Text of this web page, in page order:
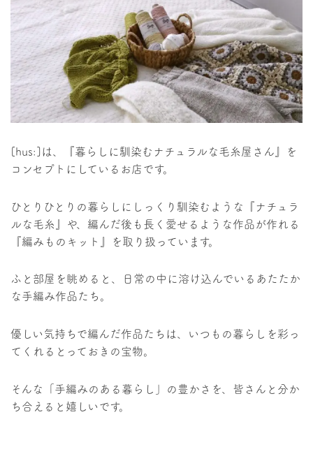
[hus:]は、『暮らしに馴染むナチュラルな毛糸屋さん』を
コンセプトにしているお店です。
ひとりひとりの暮らしにしっくり馴染むような『ナチュラ
ルな毛糸』や、編んだ後も長く愛せるような作品が作れる
『編みものキット』を取り扱っています。
ふと部屋を眺めると、日常の中に溶け込んでいるあたたか
な手編み作品たち。
優しい気持ちで編んだ作品たちは、いつもの暮らしを彩っ
てくれるとっておきの宝物。
そんな「手編みのある暮らし」の豊かさを、皆さんと分か
ち合えると嬉しいです。